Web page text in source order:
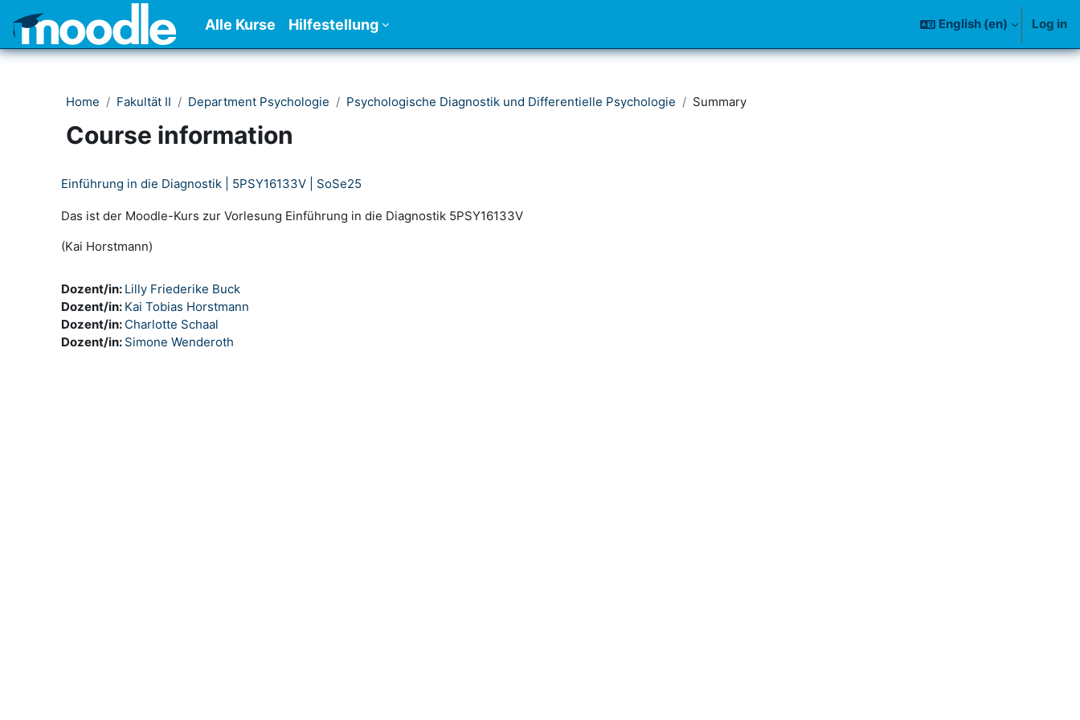
Alle Kurse Hilfestellung English ‎(en)‎ Log in
Home Fakultät II Department Psychologie Psychologische Diagnostik und Differentielle Psychologie Summary
Course information
Einführung in die Diagnostik | 5PSY16133V | SoSe25
Das ist der Moodle-Kurs zur Vorlesung Einführung in die Diagnostik 5PSY16133V
(Kai Horstmann)
Dozent/in: Lilly Friederike Buck
Dozent/in: Kai Tobias Horstmann
Dozent/in: Charlotte Schaal
Dozent/in: Simone Wenderoth